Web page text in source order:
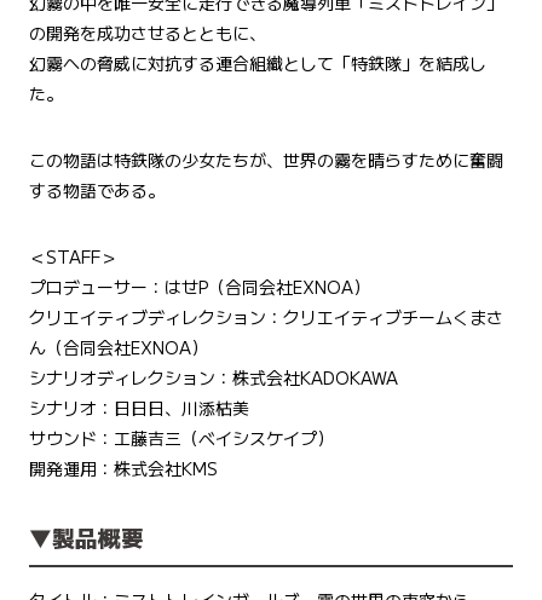
の開発を成功させるとともに、
幻霧への脅威に対抗する連合組織として「特鉄隊」を結成し
た。
この物語は特鉄隊の少女たちが、世界の霧を晴らすために奮闘
する物語である。
＜STAFF＞
プロデューサー：はせP（合同会社EXNOA）
クリエイティブディレクション：クリエイティブチームくまさ
ん（合同会社EXNOA）
シナリオディレクション：株式会社KADOKAWA
シナリオ：日日日、川添枯美
サウンド：工藤吉三（ベイシスケイプ）
開発運用：株式会社KMS
▼製品概要